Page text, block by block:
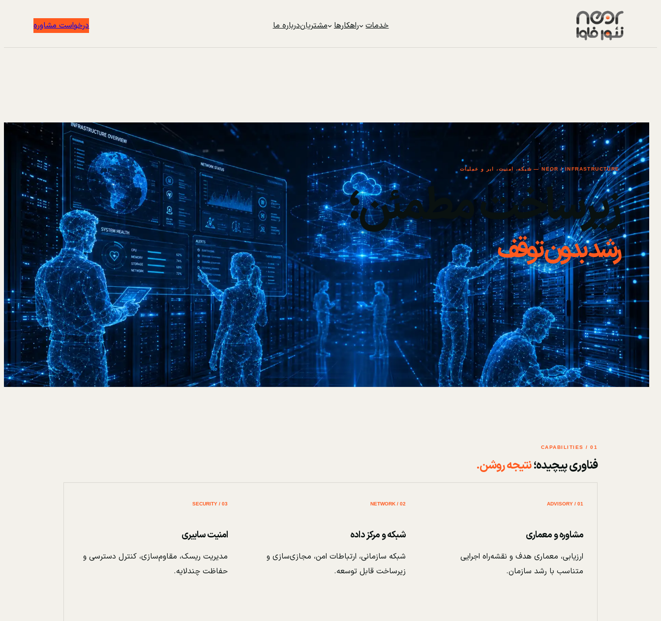
خدمات راهکارها مشتریاندرباره ما درخواست مشاوره
NEOR / INFRASTRUCTURE — شبکه، امنیت، ابر و عملیات
زیرساخت مطمئن؛
رشد بدون توقف
01 / CAPABILITIES
فناوری پیچیده؛نتیجه روشن.
01 / ADVISORY
مشاوره و معماری
ارزیابی، معماری هدف و نقشه‌راه اجرایی
متناسب با رشد سازمان.
02 / NETWORK
شبکه و مرکز داده
شبکه سازمانی، ارتباطات امن، مجازی‌سازی و
زیرساخت قابل توسعه.
03 / SECURITY
امنیت سایبری
مدیریت ریسک، مقاوم‌سازی، کنترل دسترسی و
حفاظت چندلایه.